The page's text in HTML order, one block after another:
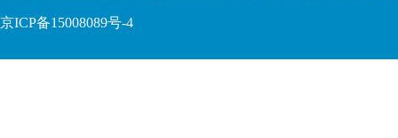
京ICP备15008089号-4